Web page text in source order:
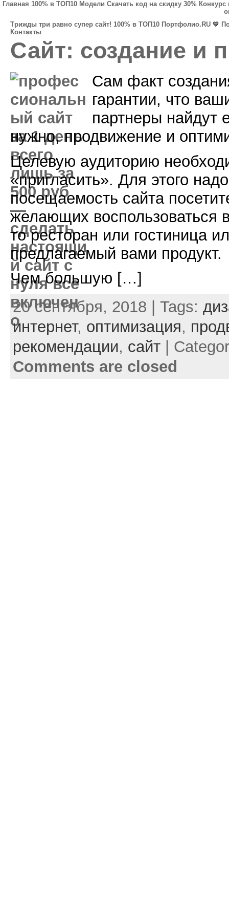
Главная 100% в ТОП10 Модели Скачать код на скидку 30% Конкурс
Трижды три равно супер сайт! 100% в ТОП10 Портфолио.RU💙
Контакты
Сайт: создание и
Сам факт
гарантии, что
партнеры найдут
нужно, продвижение и
Целевую аудиторию
«пригласить». Для этого
посещаемость сайта
желающих воспользоваться
то ресторан или гостиница
предлагаемый вами продукт.
Чем большую […]
20 сентября, 2018 | Tags:
интернет, оптимизация,
рекомендации, сайт|
Comments are closed